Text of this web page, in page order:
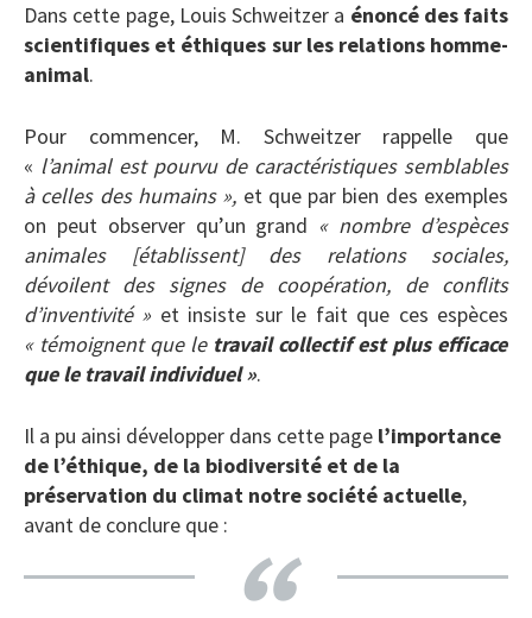
Dans cette page, Louis Schweitzer a énoncé des faits
scientifiques et éthiques sur les relations homme-
animal.
Pour commencer, M. Schweitzer rappelle que
« l’animal est pourvu de caractéristiques semblables
à celles des humains », et que par bien des exemples
on peut observer qu’un grand « nombre d’espèces
animales [établissent] des relations sociales,
dévoilent des signes de coopération, de conflits
d’inventivité » et insiste sur le fait que ces espèces
« témoignent que le travail collectif est plus efficace
que le travail individuel ».
Il a pu ainsi développer dans cette page l’importance
de l’éthique, de la biodiversité et de la
préservation du climat notre société actuelle,
avant de conclure que :